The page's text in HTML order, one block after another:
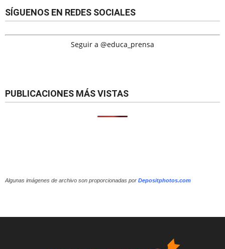
SÍGUENOS EN REDES SOCIALES
Seguir a @educa_prensa
PUBLICACIONES MÁS VISTAS
Algunas imágenes de archivo son proporcionadas por Depositphotos.com